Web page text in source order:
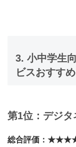
3. 小中学生
ビスおすす
第1位：デジタ
総合評価：